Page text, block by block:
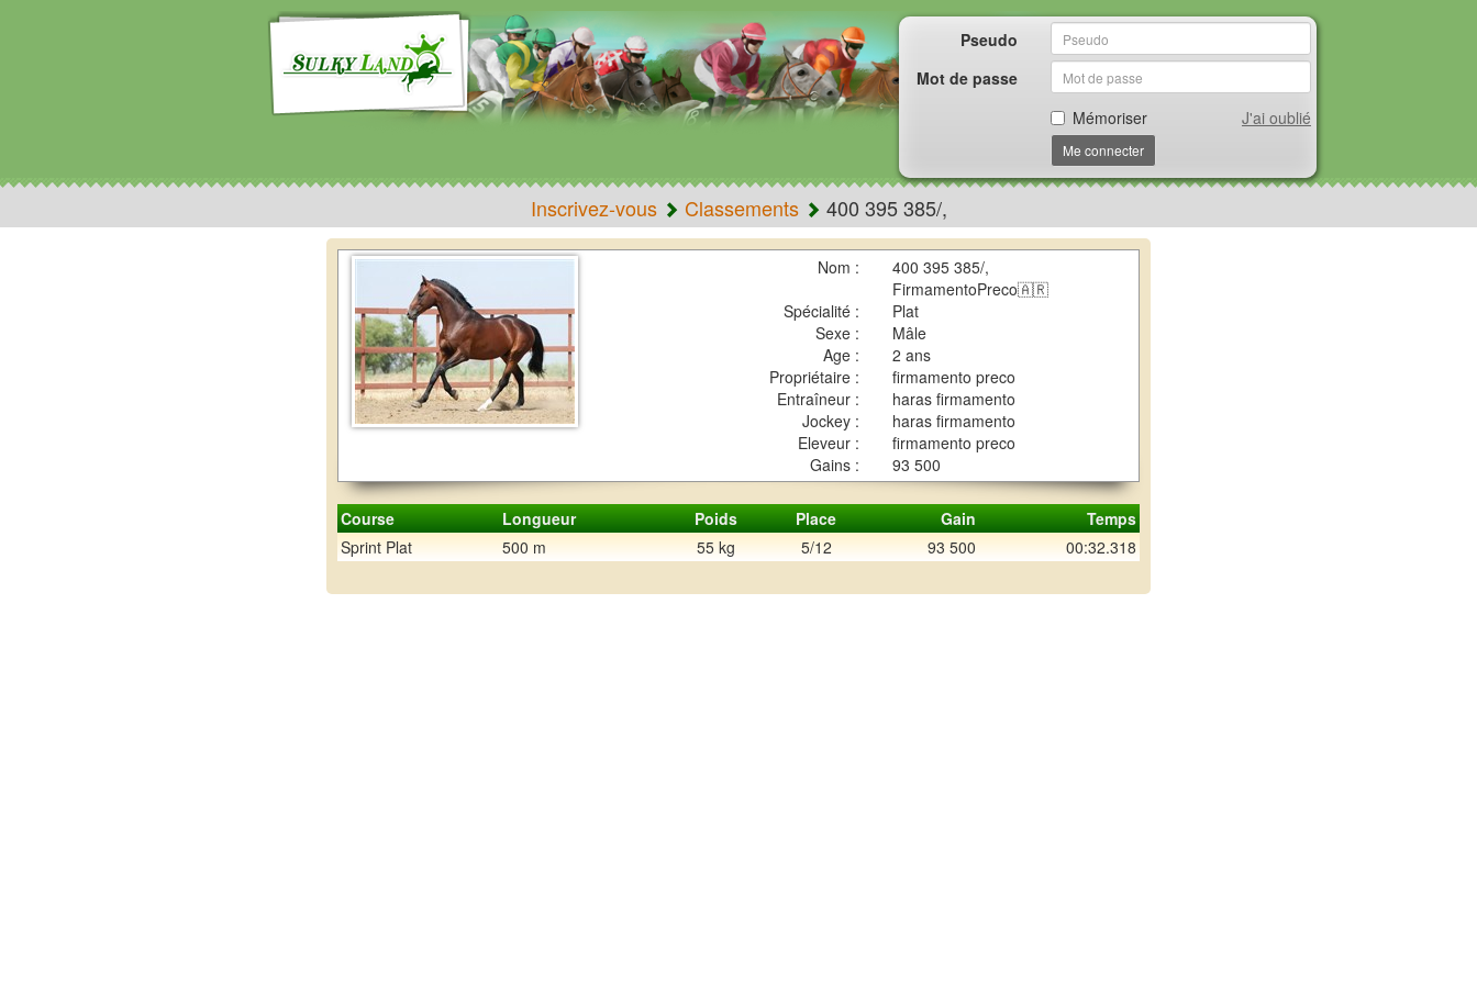
Pseudo
Mot de passe
Mémoriser
J'ai oublié
Me connecter
Inscrivez-vous Classements 400 395 385/,
Nom :
400 395 385/,
FirmamentoPreco🇦🇷
Spécialité :
Plat
Sexe :
Mâle
Age :
2 ans
Propriétaire :
firmamento preco
Entraîneur :
haras firmamento
Jockey :
haras firmamento
Eleveur :
firmamento preco
Gains :
93 500
Course Longueur Poids Place Gain
Temps
Sprint Plat
500 m 55 kg 5/12 93 500 00:32.318